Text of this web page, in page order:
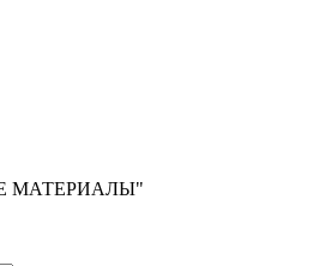
МАТЕРИАЛЫ"